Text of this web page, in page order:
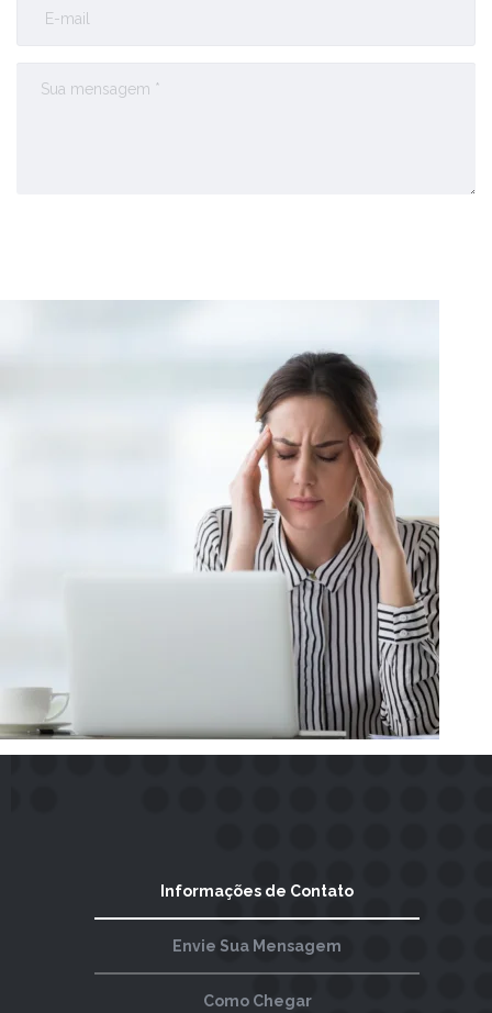
Informações de Contato
Envie Sua Mensagem
Como Chegar